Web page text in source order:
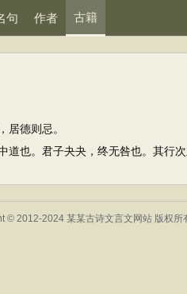
句 作者 古籍
德则忌。
也。君子夬夬，终无咎也。其行
© 2012-2024 某某古诗文言文网站 版权所